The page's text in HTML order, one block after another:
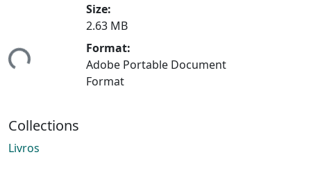
Size:
2.63 MB
Format:
Adobe Portable Document
Format
Collections
Livros